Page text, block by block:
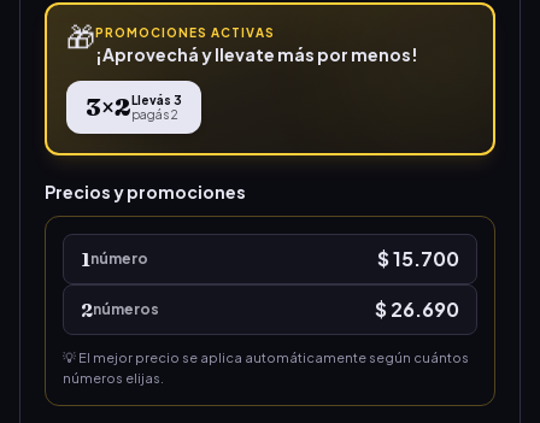
🎁PROMOCIONES ACTIVAS
¡Aprovechá y llevate más por menos!
3×2Llevás 3
pagás2
Precios y promociones
1 número $ 15.700
2números $ 26.690
💡 El mejor precio se aplica automáticamente según cuántos
números elijas.